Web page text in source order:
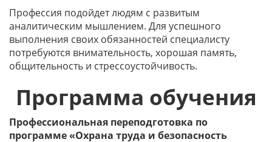
Профессия подойдет людям с развитым
аналитическим мышлением. Для успешного
выполнения своих обязанностей специалисту
потребуются внимательность, хорошая память,
общительность и стрессоустойчивость.
Программа обучения
Профессиональная переподготовка по
программе «Охрана труда и безопасность